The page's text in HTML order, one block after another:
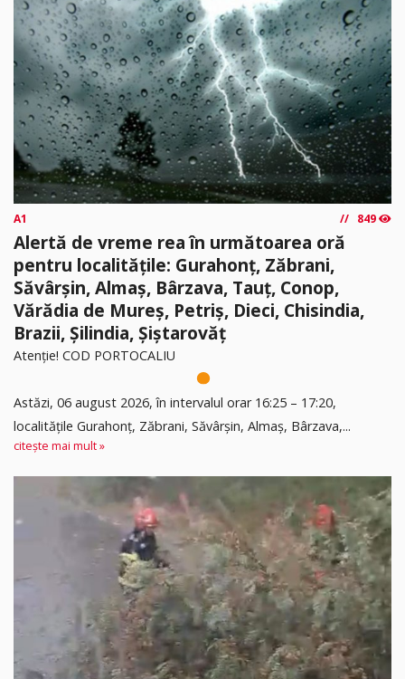
A1 849
Alertă de vreme rea în următoarea oră
pentru localitățile: Gurahonț, Zăbrani,
Săvârșin, Almaș, Bârzava, Tauț, Conop,
Vărădia de Mureș, Petriș, Dieci, Chisindia,
Brazii, Șilindia, Șiștarovăț
Atenție! COD PORTOCALIU
Astăzi, 06 august 2026, în intervalul orar 16:25 – 17:20,
localitățile Gurahonț, Zăbrani, Săvârșin, Almaș, Bârzava,...
citește mai mult »